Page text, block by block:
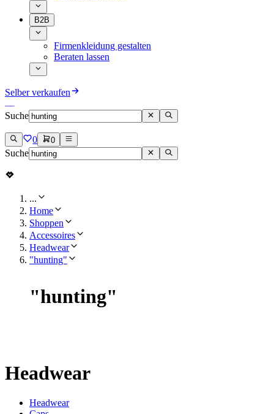
B2B
Firmenkleidung gestalten
Beraten lassen
Selber verkaufen
Suche
0 0
Suche
...
Home
Shoppen
Accessoires
Headwear
"hunting"
"hunting"
Headwear
Headwear